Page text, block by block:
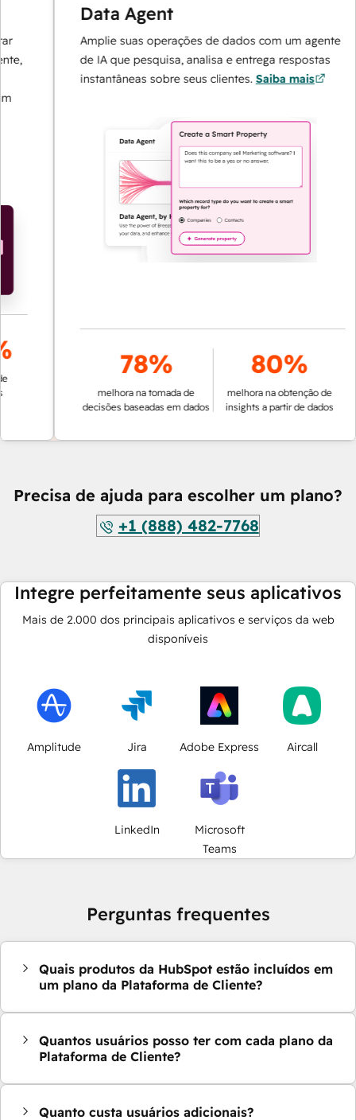
Data Agent
Amplie suas operações de dados com um agente
de IA que pesquisa, analisa e entrega respostas
instantâneas sobre seus clientes.Saiba mais
78%
melhora na tomada de
decisões baseadas em dados
80%
melhora na obtenção de
insights a partir de dados
Precisa de ajuda para escolher um plano?
+1 (888) 482-7768
Integre perfeitamente seus aplicativos
Mais de 2.000 dos principais aplicativos e serviços da web
disponíveis
Amplitude Jira Adobe Express Aircall
LinkedIn
Microsoft
Teams
Perguntas frequentes
Quais produtos da HubSpot estão incluídos em
um plano da Plataforma de Cliente?
Quantos usuários posso ter com cada plano da
Plataforma de Cliente?
Quanto custa usuários adicionais?